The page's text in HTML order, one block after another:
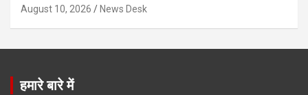
August 10, 2026 News Desk
हमारे बारे में